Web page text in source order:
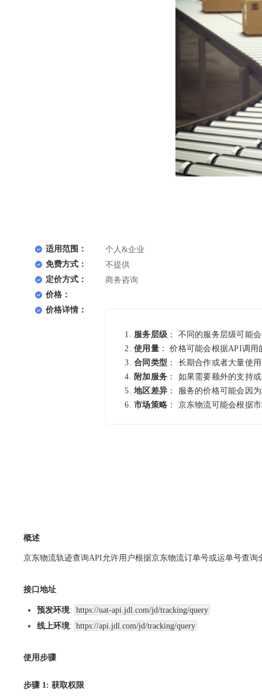
适用范围：
个人&企业
免费方式：
不提供
定价方式：
商务咨询
价格：
价格详情：
服务层级 ： 不同的服务层级可能
使用量： 价格可能会根据API调用
合同类型 ： 长期合作或者大量使
附加服务 ： 如果需要额外的支持
地区差异 ： 服务的价格可能会因
市场策略 ： 京东物流可能会根据
概述
京东物流轨迹查询API允许用户根据京东物流订单号或运单号查
接口地址
预发环境: https://uat-api.jdl.com/jd/tracking/query
线上环境: https://api.jdl.com/jd/tracking/query
使用步骤
步骤 1: 获取权限